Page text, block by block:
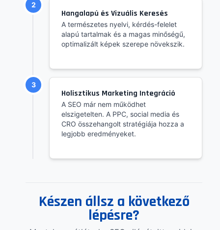
2
Hangalapú és Vizuális Keresés
A természetes nyelvi, kérdés-felelet
alapú tartalmak és a magas minőségű,
optimalizált képek szerepe növekszik.
3
Holisztikus Marketing Integráció
A SEO már nem működhet
elszigetelten. A PPC, social media és
CRO összehangolt stratégiája hozza a
legjobb eredményeket.
Készen állsz a következő
lépésre?